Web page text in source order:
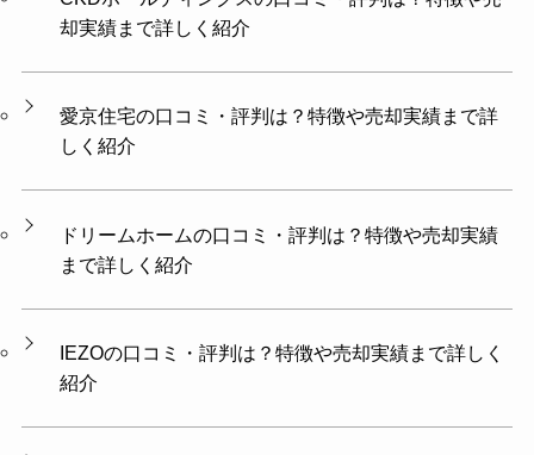
却実績まで詳しく紹介
愛京住宅の口コミ・評判は？特徴や売却実績まで詳
しく紹介
ドリームホームの口コミ・評判は？特徴や売却実績
まで詳しく紹介
IEZOの口コミ・評判は？特徴や売却実績まで詳しく
紹介